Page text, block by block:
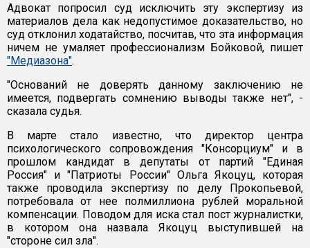
Адвокат попросил суд исключить эту экспертизу из
материалов дела как недопустимое доказательство, но
суд отклонил ходатайство, посчитав, что эта информация
ничем не умаляет профессионализм Бойковой, пишет
"Медиазона".
"Оснований не доверять данному заключению не
имеется, подвергать сомнению выводы также нет", -
сказала судья.
В марте стало известно, что директор центра
психологического сопровождения "Консорциум" и в
прошлом кандидат в депутаты от партий "Единая
Россия" и "Патриоты России" Ольга Якоцуц, которая
также проводила экспертизу по делу Прокопьевой,
потребовала от нее полмиллиона рублей моральной
компенсации. Поводом для иска стал пост журналистки,
в котором она назвала Якоцуц выступившей на
"стороне сил зла".